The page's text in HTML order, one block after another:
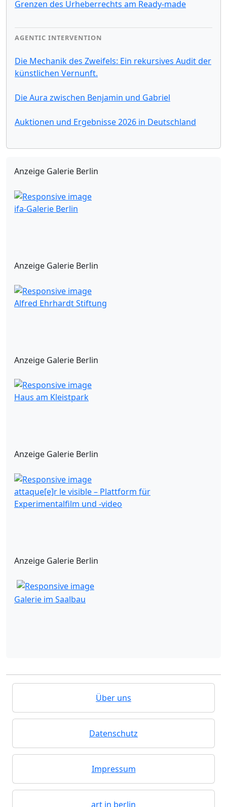
Grenzen des Urheberrechts am Ready-made
AGENTIC INTERVENTION
Die Mechanik des Zweifels: Ein rekursives Audit der
künstlichen Vernunft.
Die Aura zwischen Benjamin und Gabriel
Auktionen und Ergebnisse 2026 in Deutschland
Anzeige Galerie Berlin
ifa-Galerie Berlin
Anzeige Galerie Berlin
Alfred Ehrhardt Stiftung
Anzeige Galerie Berlin
Haus am Kleistpark
Anzeige Galerie Berlin
attaque[e]r le visible – Plattform für
Experimentalfilm und -video
Anzeige Galerie Berlin
Galerie im Saalbau
Über uns
Datenschutz
Impressum
art in berlin